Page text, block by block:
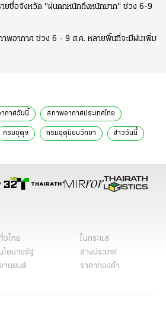
ายชื่อจังหวัด "ฝนตกหนักถึงหนักมาก" ช่วง 6-9
าพอากาศ ช่วง 6 - 9 ส.ค. หลายพื้นที่จะมีฝนเพิ่ม
กาศวันนี้ สภาพอากาศประเทศไทย
กรมอุตุฯ กรมอุตุนิยมวิทยา ข่าววันนี้
ทั่วไทย
ในกระแส
นโยบายรัฐ
ต่างประเทศ
ยานยนต์
ราคาทองคำ